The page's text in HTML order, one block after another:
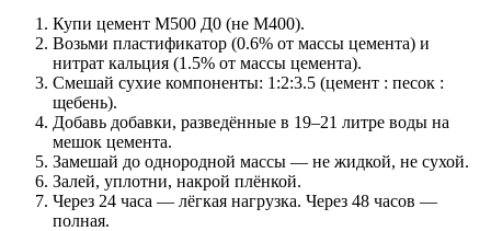
Купи цемент М500 Д0 (не М400).
Возьми пластификатор (0.6% от массы цемента) и
нитрат кальция (1.5% от массы цемента).
Смешай сухие компоненты: 1:2:3.5 (цемент : песок :
щебень).
Добавь добавки, разведённые в 19–21 литре воды на
мешок цемента.
Замешай до однородной массы — не жидкой, не сухой.
Залей, уплотни, накрой плёнкой.
Через 24 часа — лёгкая нагрузка. Через 48 часов —
полная.